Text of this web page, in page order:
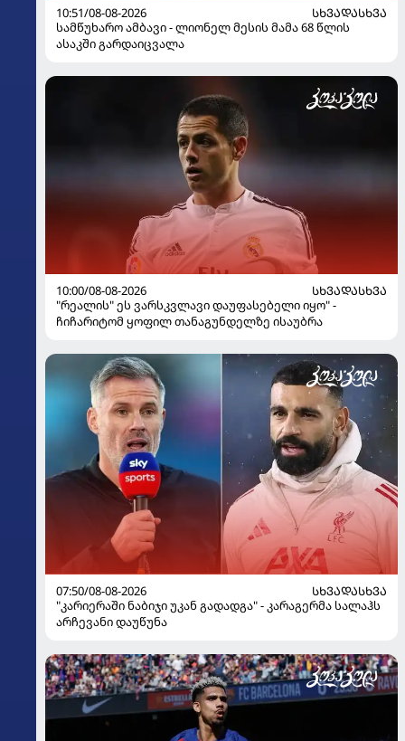
10:51/08-08-2026
ᲡᲮᲕᲐᲓᲐᲡᲮᲕᲐ
სამწუხარო ამბავი - ლიონელ მესის მამა 68 წლის
ასაკში გარდაიცვალა
10:00/08-08-2026
ᲡᲮᲕᲐᲓᲐᲡᲮᲕᲐ
"რეალის" ეს ვარსკვლავი დაუფასებელი იყო" -
ჩიჩარიტომ ყოფილ თანაგუნდელზე ისაუბრა
07:50/08-08-2026
ᲡᲮᲕᲐᲓᲐᲡᲮᲕᲐ
"კარიერაში ნაბიჯი უკან გადადგა" - კარაგერმა სალაჰს
არჩევანი დაუწუნა